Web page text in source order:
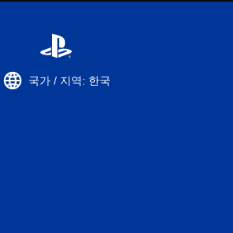
국가 / 지역: 한국